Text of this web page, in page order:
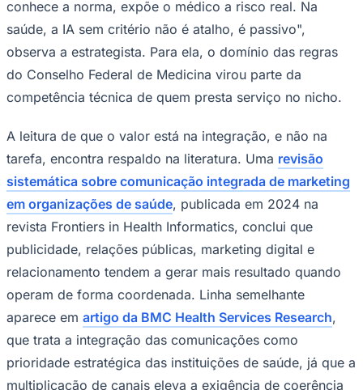
São Paulo
conhece a norma, expõe o médico a risco real. Na
saúde, a IA sem critério não é atalho, é passivo",
observa a estrategista. Para ela, o domínio das regras
do Conselho Federal de Medicina virou parte da
competência técnica de quem presta serviço no nicho.
A leitura de que o valor está na integração, e não na
tarefa, encontra respaldo na literatura. Uma revisão
sistemática sobre comunicação integrada de marketing
em organizações de saúde, publicada em 2024 na
revista Frontiers in Health Informatics, conclui que
publicidade, relações públicas, marketing digital e
relacionamento tendem a gerar mais resultado quando
operam de forma coordenada. Linha semelhante
aparece em artigo da BMC Health Services Research,
que trata a integração das comunicações como
prioridade estratégica das instituições de saúde, já que a
multiplicação de canais eleva a exigência de coerência